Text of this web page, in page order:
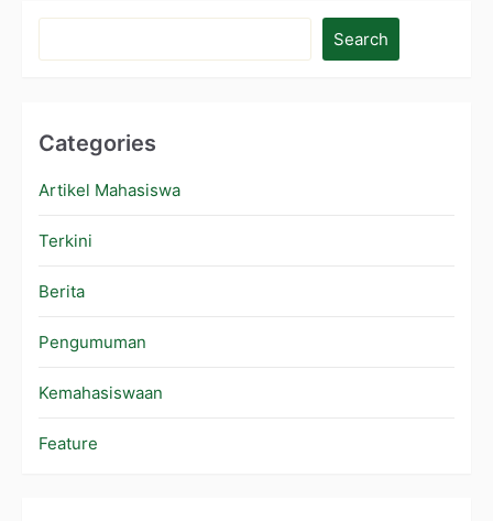
Search
Categories
Artikel Mahasiswa
Terkini
Berita
Pengumuman
Kemahasiswaan
Feature